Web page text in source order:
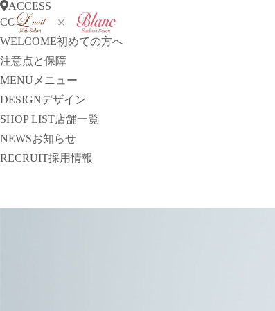
ACCESS
CONCEPT
コンセプト
WELCOME初めての方へ
注意点と保障
MENU メニュー
DESIGNデザイン
SHOP LIST店舗一覧
NEWSお知らせ
RECRUIT採用情報